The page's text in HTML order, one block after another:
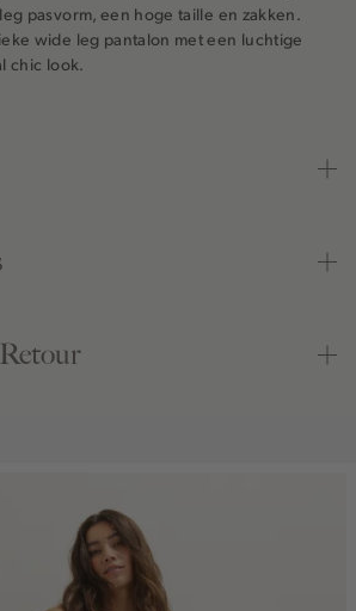
pasvorm, een hoge taille en zakken.
wide leg pantalon met een luchtige
chic look.